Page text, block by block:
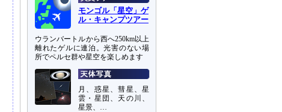
モンゴル「星空」ゲ
ル・キャンプツアー
ウランバートルから西へ250km以上
離れたゲルに連泊。光害のない場
所でペルセ群や星空を楽しめます
月、惑星、彗星、星
雲・星団、天の川、
星景、…